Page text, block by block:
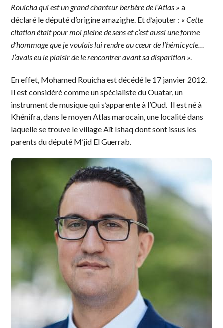
Rouicha qui est un grand chanteur berbère de l’Atlas » a
déclaré le député d’origine amazighe. Et d’ajouter : «Cette
citation était pour moi pleine de sens et c’est aussi une forme
d’hommage que je voulais lui rendre au cœur de l’hémicycle…
J’avais eu le plaisir de le rencontrer avant sa disparition ».
En effet, Mohamed Rouicha est décédé le 17 janvier 2012.
Il est considéré comme un spécialiste du Ouatar, un
instrument de musique qui s’apparente à l’Oud. Il est né à
Khénifra, dans le moyen Atlas marocain, une localité dans
laquelle se trouve le village Aït Ishaq dont sont issus les
parents du député M’jid El Guerrab.